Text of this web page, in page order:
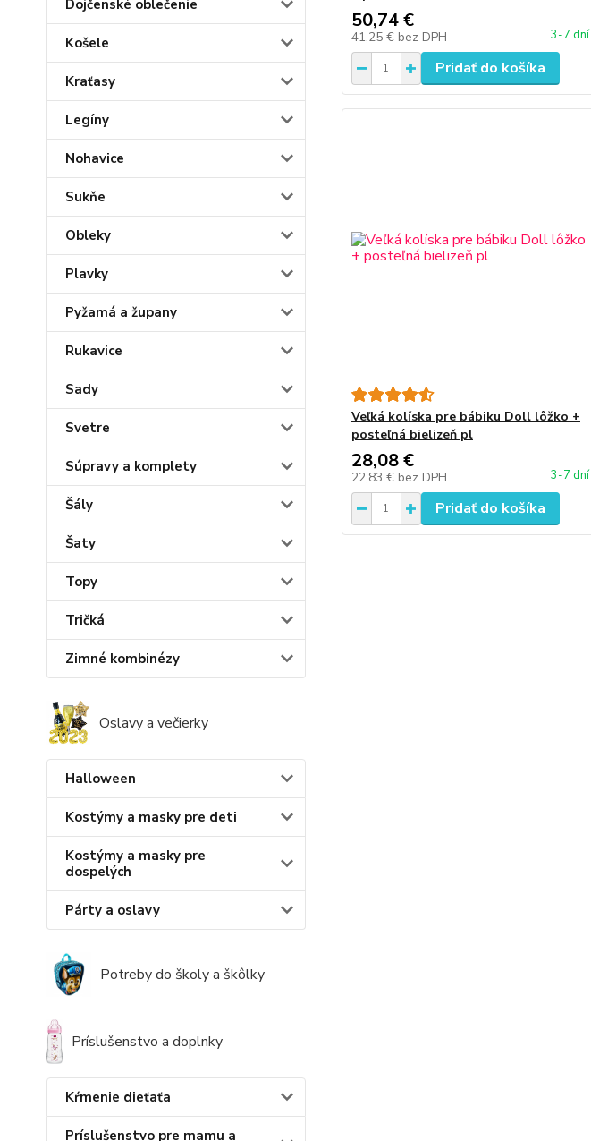
Dojčenské oblečenie
Košele
Kraťasy
Legíny
Nohavice
Sukňe
Obleky
Plavky
Pyžamá a župany
Rukavice
Sady
Svetre
Súpravy a komplety
Šály
Šaty
Topy
Tričká
Zimné kombinézy
Oslavy a večierky
Halloween
Kostýmy a masky pre deti
Kostýmy a masky pre
dospelých
Párty a oslavy
Potreby do školy a škôlky
Príslušenstvo a doplnky
Kŕmenie dieťaťa
Príslušenstvo pre mamu a
50,74 €
41,25 € bez DPH 3-7 dní
Pridať do košíka
Veľká kolíska pre bábiku Doll lôžko +
posteľná bielizeň pl
28,08 €
22,83 € bez DPH 3-7 dní
Pridať do košíka